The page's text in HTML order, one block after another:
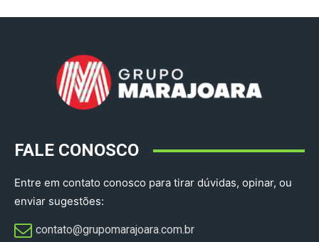
FALE CONOSCO
Entre em contato conosco para tirar dúvidas, opinar, ou
enviar sugestões:
contato@grupomarajoara.com.br